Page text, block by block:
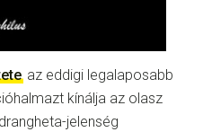
az eddigi legalaposabb
kínálja az olasz
jelenség